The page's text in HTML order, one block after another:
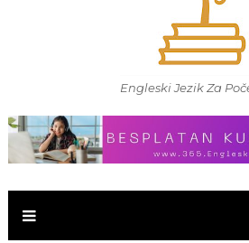
Engleski Jezik Za